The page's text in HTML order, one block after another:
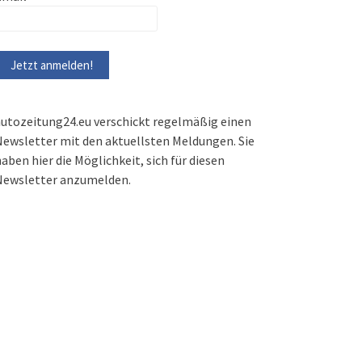
verschickt regelmäßig einen
mit den aktuellsten Meldungen. Sie
hier die Möglichkeit, sich für diesen
anzumelden.